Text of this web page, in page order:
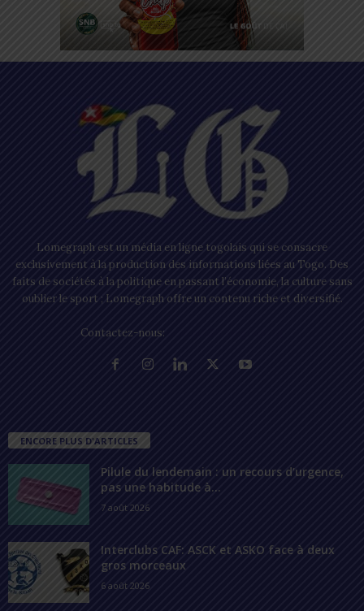
Lomegraph est un média en ligne togolais qui se consacre
exclusivement à la production des informations liées au Togo. Des
faits de sociétés à la politique en passant l’économie, la culture sans
oublier le sport ; Lomegraph offre un contenu riche et diversifié.
Contactez-nous:
ENCORE PLUS D'ARTICLES
Pilule du lendemain : un recours d’urgence,
pas une habitude à...
7 août 2026
Interclubs CAF: ASCK et ASKO face à deux
gros morceaux
6 août 2026